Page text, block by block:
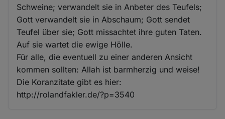
Schweine; verwandelt sie in Anbeter des Teufels;
Gott verwandelt sie in Abschaum; Gott sendet
Teufel über sie; Gott missachtet ihre guten Taten.
Auf sie wartet die ewige Hölle.
Für alle, die eventuell zu einer anderen Ansicht
kommen sollten: Allah ist barmherzig und weise!
Die Koranzitate gibt es hier:
http://rolandfakler.de/?p=3540